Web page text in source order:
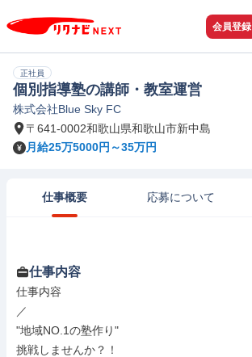
会員登録
正社員
個別指導塾の講師・教室運営
株式会社Blue Sky FC
〒641-0002和歌山県和歌山市新中島
月給25万5000円～35万円
仕事概要 応募について
仕事内容
仕事内容
／
"地域NO.1の塾作り"
挑戦しませんか？！